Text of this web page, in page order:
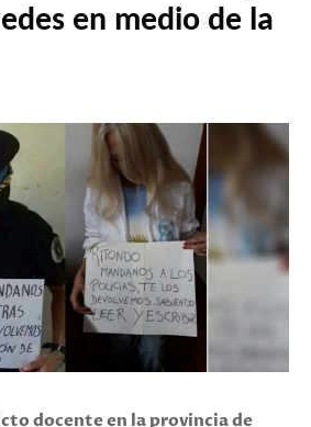
en medio de la
docente en la provincia de